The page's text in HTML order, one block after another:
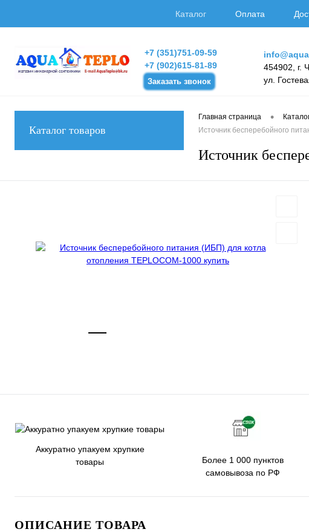
Каталог Оплата
+7 (351)751-09-59
+7 (902)615-81-89
Заказать звонок
454902, г.
ул.
Каталог товаров
Главная страница •
Источник бесперебойного
Источник
Аккуратно упакуем хрупкие
товары
Более 1 000 пунктов
самовывоза по РФ
ОПИСАНИЕ ТОВАРА